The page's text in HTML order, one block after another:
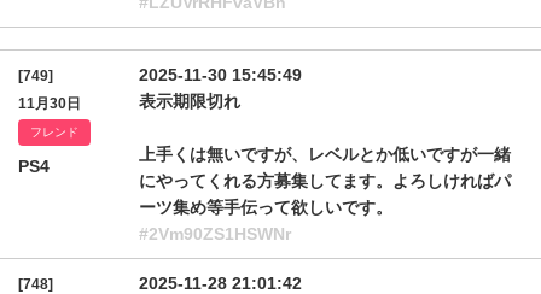
[749]
11月30日
フレンド
PS4
2025-11-30 15:45:49
表示期限切れ
上手くは無いですが、レベルとか低いですが一緒
にやってくれる方募集してます。よろしければパ
ーツ集め等手伝って欲しいです。
#2Vm90ZS1HSWNr
[748]
2025-11-28 21:01:42